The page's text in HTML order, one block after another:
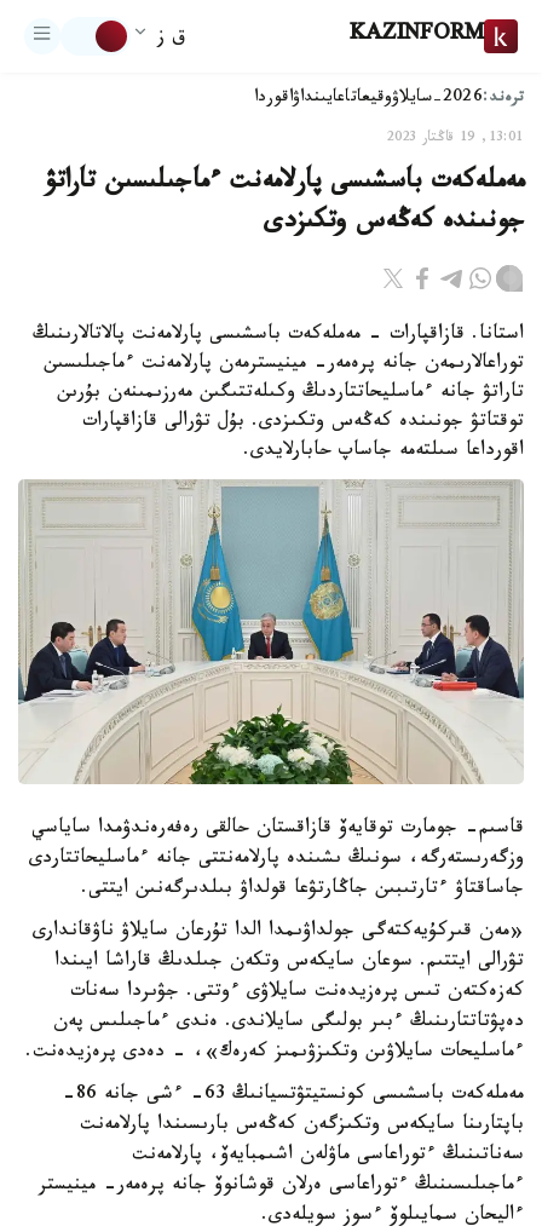
KAZINFORM ق ز
ترەند:2026-سايلاۋ وقيعاتاعايىنداۋاقوردا
13:01, 19 قاڭتار 2023
مەملەكەت باسشىسى پارلامەنت ءماجىلىسىن تاراتۋ
جونىندە كەڭەس وتكىزدى
استانا. قازاقپارات - مەملەكەت باسشىسى پارلامەنت پالاتالارىنىڭ
توراعالارىمەن جانە پرەمەر- مينيسترمەن پارلامەنت ءماجىلىسىن
تاراتۋ جانە ءماسليحاتتاردىڭ وكىلەتتىگىن مەرزىمىنەن بۇرىن
توقتاتۋ جونىندە كەڭەس وتكىزدى. بۇل تۋرالى قازاقپارات
اقورداعا سىلتەمە جاساپ حابارلايدى.
قاسىم- جومارت توقايەۆ قازاقستان حالقى رەفەرەندۋمدا ساياسي
وزگەرىستەرگە، سونىڭ ىشىندە پارلامەنتتى جانە ءماسليحاتتاردى
جاساقتاۋ ءتارتىبىن جاڭارتۋعا قولداۋ بىلدىرگەنىن ايتتى.
«مەن قىركۇيەكتەگى جولداۋىمدا الدا تۇرعان سايلاۋ ناۋقاندارى
تۋرالى ايتتىم. سوعان سايكەس وتكەن جىلدىڭ قاراشا ايىندا
كەزەكتەن تىس پرەزيدەنت سايلاۋى ءوتتى. جۋىردا سەنات
دەپۋتاتتارىنىڭ ءبىر بولىگى سايلاندى. ەندى ءماجىلىس پەن
ءماسليحات سايلاۋىن وتكىزۋىمىز كەرەك»، - دەدى پرەزيدەنت.
مەملەكەت باسشىسى كونستيتۋتسيانىڭ 63- ءشى جانە 86-
باپتارىنا سايكەس وتكىزگەن كەڭەس بارىسىندا پارلامەنت
سەناتىنىڭ ءتوراعاسى ماۋلەن اشىمبايەۆ، پارلامەنت
ءماجىلىسىنىڭ ءتوراعاسى ەرلان قوشانوۆ جانە پرەمەر- مينيستر
ءاليحان سمايىلوۆ ءسوز سويلەدى.